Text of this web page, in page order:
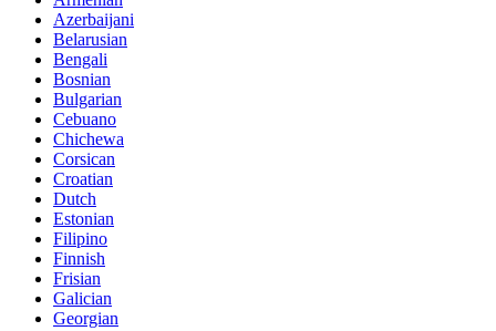
Azerbaijani
Belarusian
Bengali
Bosnian
Bulgarian
Cebuano
Chichewa
Corsican
Croatian
Dutch
Estonian
Filipino
Finnish
Frisian
Galician
Georgian